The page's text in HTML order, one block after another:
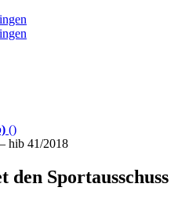
()
hib 41/2018
Sportausschuss